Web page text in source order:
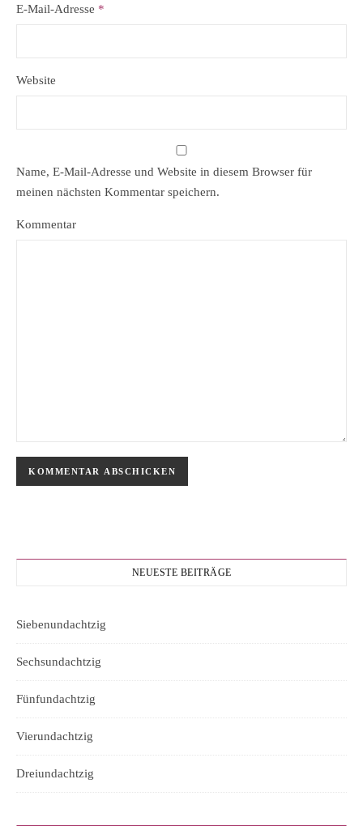
E-Mail-Adresse *
Website
Name, E-Mail-Adresse und Website in diesem Browser für
meinen nächsten Kommentar speichern.
Kommentar
NEUESTE BEITRÄGE
Siebenundachtzig
Sechsundachtzig
Fünfundachtzig
Vierundachtzig
Dreiundachtzig